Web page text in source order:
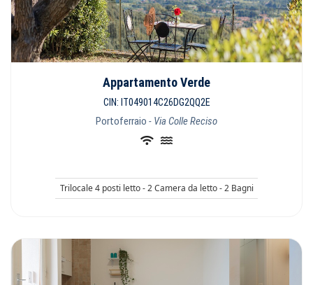
Appartamento Verde
CIN: IT049014C26DG2QQ2E
Portoferraio - Via Colle Reciso
Trilocale 4 posti letto - 2 Camera da letto - 2 Bagni